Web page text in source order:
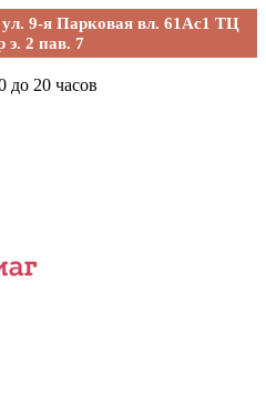
9-я Парковая вл. 61Ас1 ТЦ
э. 2 пав. 7
до 20 часов